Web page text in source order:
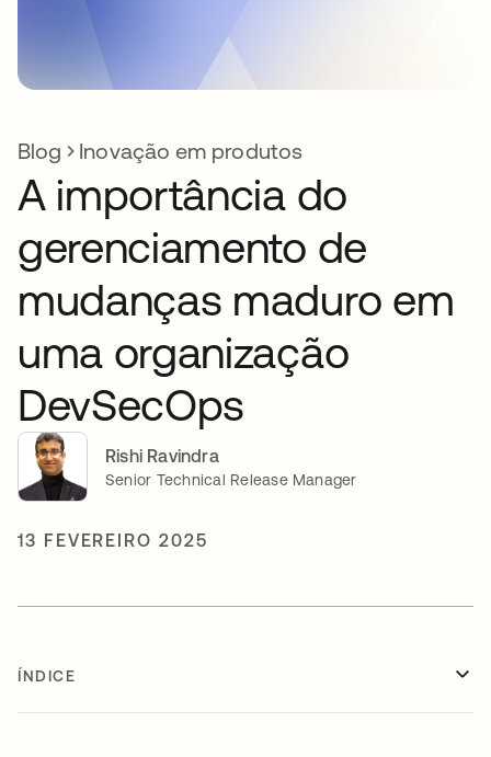
Blog Inovação em produtos
A importância do
gerenciamento de
mudanças maduro em
uma organização
DevSecOps
Rishi Ravindra
Senior Technical Release Manager
13 FEVEREIRO 2025
ÍNDICE